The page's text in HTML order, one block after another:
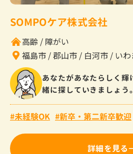
SOMPOケア株式会社
高齢
障がい
福島市 郡山市 白河市 い
あなたがあなたらしく
緒に探していきましょう。
未経験OK 新卒・第二新卒歓迎
詳細を見る